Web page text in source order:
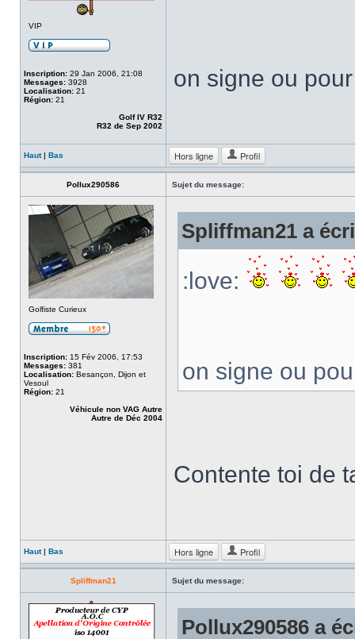
VIP
Inscription: 29 Jan 2006, 21:08
Messages: 3928
Localisation: 21
Région: 21
Golf IV R32
R32 de Sep 2002
on signe ou
Haut| Bas Hors ligne Profil
Pollux290586 Sujet du message:
Golfiste Curieux
Inscription: 15 Fév 2006, 17:53
Messages: 381
Localisation: Besançon, Dijon et
Vesoul
Région: 21
Véhicule non VAG Autre
Autre de Déc 2004
Spliffman21 a
:love:
on signe ou
Contente toi de
Haut| Bas Hors ligne Profil
Spliffman21 Sujet du message:
Pollux290586 a